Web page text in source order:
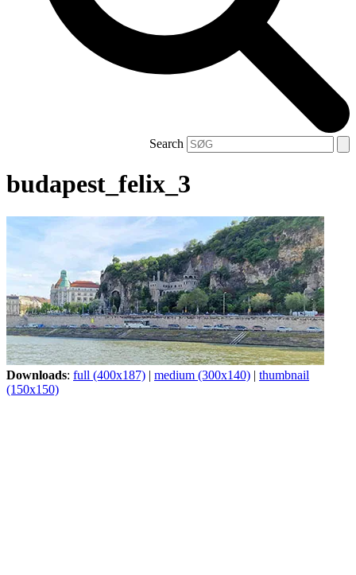
Search
budapest_felix_3
Downloads: full (400x187) | medium (300x140) | thumbnail
(150x150)